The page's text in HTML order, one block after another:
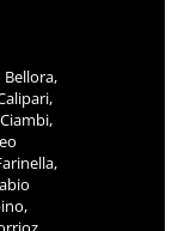
Bellora,